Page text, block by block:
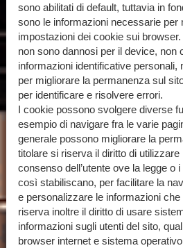
sono abilitati di default, tuttavia in
sono le informazioni necessarie per
impostazioni dei cookie sui
non sono dannosi per il device, non
informazioni identificative
per migliorare la permanenza sul
per identificare e risolvere errori.
I cookie possono svolgere diverse
esempio di navigare fra le varie
generale possono migliorare la
titolare si riserva il diritto di
consenso dell’utente ove la legge o
così stabiliscano, per facilitare la
e personalizzare le informazioni
riserva inoltre il diritto di usare
informazioni sugli utenti del sito,
browser internet e sistema